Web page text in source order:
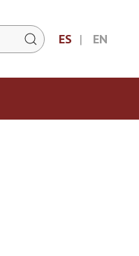
ES EN